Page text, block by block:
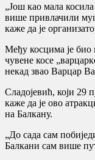
„Још као мала
више привлачили
каже да је
Међу косцима је био
чувене косе
некад звао Варцар
Сладојевић, који 29
каже да је ово
на Балкану.
„До сада сам
Балкани сам више